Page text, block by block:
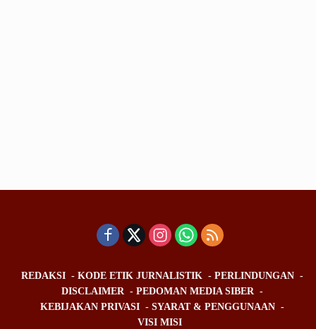
REDAKSI KODE ETIK JURNALISTIK
PERLINDUNGAN
DISCLAIMER
PEDOMAN MEDIA SIBER
KEBIJAKAN PRIVASI
SYARAT & PENGGUNAAN
VISI MISI